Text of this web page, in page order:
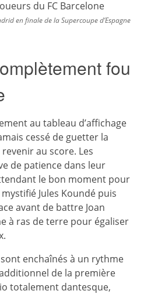
en finale de la Supercoupe d’Espagne
fou
au tableau d’affichage
cessé de guetter la
au score. Les
de patience dans leur
le bon moment pour
mystifié Jules Koundé puis
avant de battre Joan
à ras de terre pour égaliser
enchaînés à un rythme
de la première
totalement dantesque,